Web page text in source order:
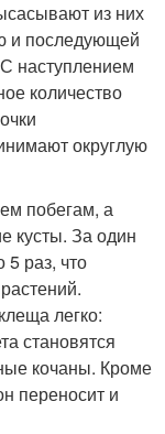
из них
и последующей
наступлением
количество
округлую
побегам, а
кусты. За один
5 раз, что
легко:
становятся
кочаны. Кроме
переносит и